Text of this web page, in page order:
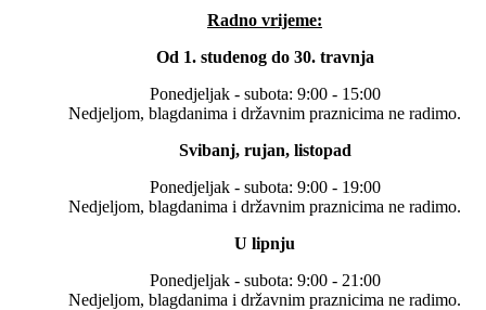
Radno vrijeme:
Od 1. studenog do 30. travnja
Ponedjeljak - subota: 9:00 - 15:00
Nedjeljom, blagdanima i državnim praznicima ne radimo.
Svibanj, rujan, listopad
Ponedjeljak - subota: 9:00 - 19:00
Nedjeljom, blagdanima i državnim praznicima ne radimo.
U lipnju
Ponedjeljak - subota: 9:00 - 21:00
Nedjeljom, blagdanima i državnim praznicima ne radimo.